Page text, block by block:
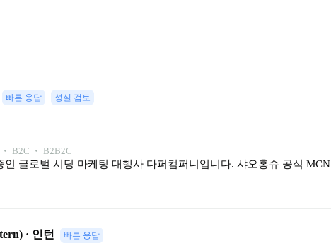
빠른 응답 성실 검토
‧ B2C ‧ B2B2C
인 글로벌 시딩 마케팅 대행사 다퍼컴퍼니입니다. 샤오홍슈 공식 MCN
· 인턴
빠른 응답